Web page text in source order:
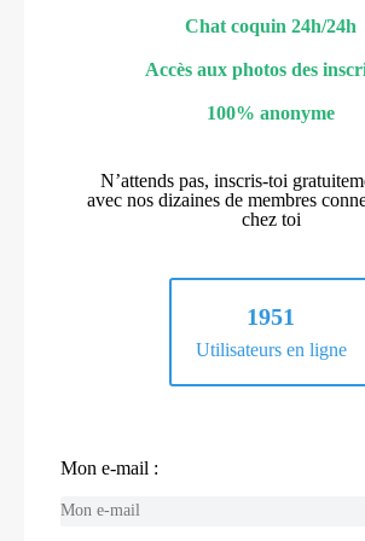
Chat coquin 24h/24h
Accès aux photos des
100% anonyme
N’attends pas, inscris-toi
avec nos dizaines de membres
chez toi
1951
Utilisateurs en ligne
Mon e-mail :